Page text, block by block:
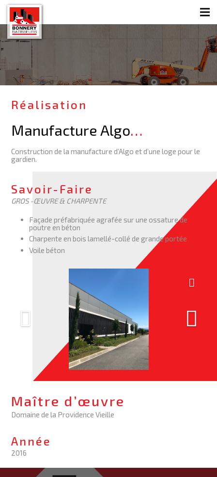
Réalisation
Manufacture Algo…
Construction de la manufacture d’Algo et d’une loge pour le
gardien.
Savoir-Faire
GROS -ŒUVRE & CHARPENTE
Façade préfabriquée agrafée sur une ossature de
poutre en béton
Charpente en bois lamellé-collé de grande portée
Voile béton
Maître d’œuvre
Domaine de la Providence Vieille
Année
2016